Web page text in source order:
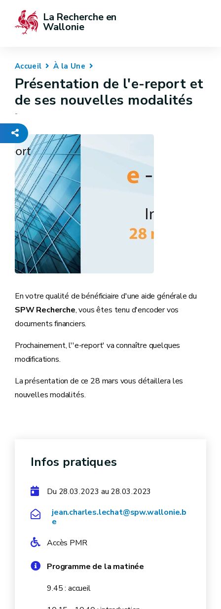
La Recherche en
Wallonie
Accueil À la Une
Présentation de l'e-report et
de ses nouvelles modalités
-
En votre qualité de bénéficiaire d'une aide générale du
SPW Recherche, vous êtes tenu d'encoder vos
documents financiers.
Prochainement, l''e-report' va connaître quelques
modifications.
La présentation de ce 28 mars vous détaillera les
nouvelles modalités.
Infos pratiques
Du 28.03.2023 au 28.03.2023
jean.charles.lechat@spw.wallonie.b
e
Accès PMR
Programme de la matinée
9.45 : accueil